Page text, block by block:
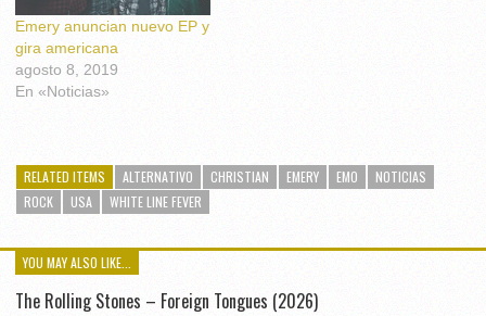
Emery anuncian nuevo EP y
gira americana
agosto 8, 2019
En «Noticias»
RELATED ITEMS ALTERNATIVO CHRISTIAN EMERY EMO
NOTICIAS
ROCK
USA WHITE LINE FEVER
YOU MAY ALSO LIKE...
The Rolling Stones – Foreign Tongues (2026)